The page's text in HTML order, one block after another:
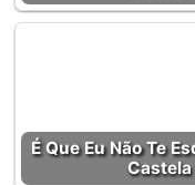
É Que Eu Não Te
Castela